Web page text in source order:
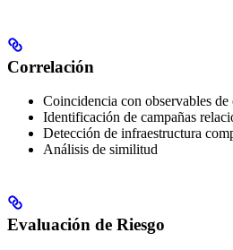
Correlación
Coincidencia con observables de
Identificación de campañas
Detección de infraestructura
Análisis de similitud
Evaluación de Riesgo